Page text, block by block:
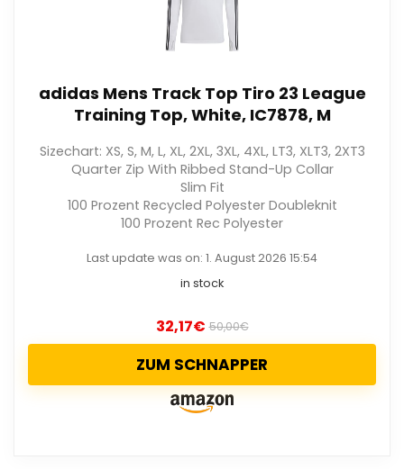
adidas Mens Track Top Tiro 23 League
Training Top, White, IC7878, M
Sizechart: XS, S, M, L, XL, 2XL, 3XL, 4XL, LT3, XLT3, 2XT3
Quarter Zip With Ribbed Stand-Up Collar
Slim Fit
100 Prozent Recycled Polyester Doubleknit
100 Prozent Rec Polyester
Last update was on: 1. August 2026 15:54
in stock
32,17€ 50,00€
ZUM SCHNAPPER